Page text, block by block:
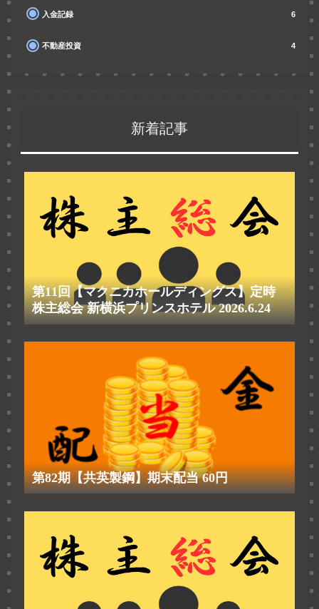
入金記録 6
不動産投資 4
新着記事
第11回【マクニカホールディングス】定時
株主総会 新横浜プリンスホテル 2026.6.24
第82期【共英製鋼】期末配当 60円